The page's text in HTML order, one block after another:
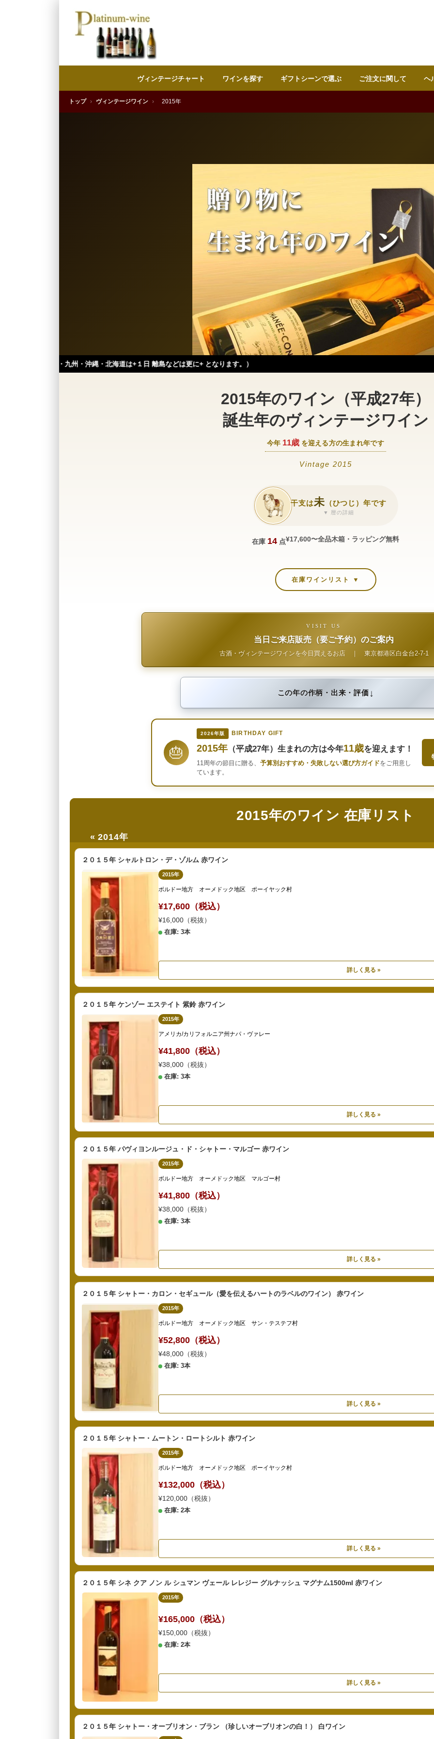
ヴィンテージチャート ワインを探す ギフトシーンで選ぶ ご注文に関して ヘ
トップ › ヴィンテージワイン › 2015年
州・沖縄・北海道は+１日 離島などは更に+ となります。）
2015年のワイン（平成27年）
誕生年のヴィンテージワイン
今年 11歳 を迎える方の生まれ年です
Vintage 2015
干支は未（ひつじ）年です
▼ 暦の詳細
在庫 14 点¥17,600〜全品木箱・ラッピング無料
在庫ワインリスト ▼
VISIT US
当日ご来店販売（要ご予約）のご案内
古酒・ヴィンテージワインを今日買えるお店｜ 東京都港区白金台2-7-1
この年の作柄・出来・評価↓
🎂
2026年版 BIRTHDAY GIFT
2015年 （平成27年）生まれの方は今年11歳を迎えます！
11周年の節目に贈る、 予算別おすすめ・失敗しない選び方ガイドをご用意し
ています。
2015年のワイン 在庫リスト
« 2014年
２０１５年 シャルトロン・デ・ゾルム 赤ワイン
2015年
ボルドー地方 オーメドック地区 ポーイヤック村
¥17,600（税込）
¥16,000（税抜）
在庫: 3本
詳しく見る »
２０１５年 ケンゾー エステイト 紫鈴 赤ワイン
2015年
アメリカ/カリフォルニア州ナパ・ヴァレー
¥41,800（税込）
¥38,000（税抜）
在庫: 3本
詳しく見る »
２０１５年 パヴィヨンルージュ・ド・シャトー・マルゴー 赤ワイン
2015年
ボルドー地方 オーメドック地区 マルゴー村
¥41,800（税込）
¥38,000（税抜）
在庫: 3本
詳しく見る »
２０１５年 シャトー・カロン・セギュール（愛を伝えるハートのラベルのワイン） 赤ワイン
2015年
ボルドー地方 オーメドック地区 サン・テステフ村
¥52,800（税込）
¥48,000（税抜）
在庫: 3本
詳しく見る »
２０１５年 シャトー・ムートン・ロートシルト 赤ワイン
2015年
ボルドー地方 オーメドック地区 ポーイヤック村
¥132,000（税込）
¥120,000（税抜）
在庫: 2本
詳しく見る »
２０１５年 シネ クア ノン ル シュマン ヴェール レレジー グルナッシュ マグナム1500ml 赤ワイン
2015年
¥165,000（税込）
¥150,000（税抜）
在庫: 2本
詳しく見る »
２０１５年 シャトー・オーブリオン・ブラン （珍しいオーブリオンの白！） 白ワイン